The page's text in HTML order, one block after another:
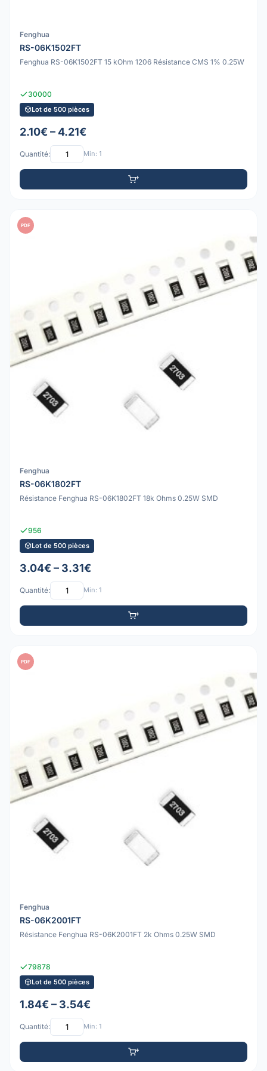
Fenghua
RS-06K1502FT
Fenghua RS-06K1502FT 15 kOhm 1206 Résistance CMS 1% 0.25W
30000
Lot de 500 pièces
2.10€ – 4.21€
Quantité: Min: 1
PDF
Fenghua
RS-06K1802FT
Résistance Fenghua RS-06K1802FT 18k Ohms 0.25W SMD
956
Lot de 500 pièces
3.04€ – 3.31€
Quantité: Min: 1
PDF
Fenghua
RS-06K2001FT
Résistance Fenghua RS-06K2001FT 2k Ohms 0.25W SMD
79878
Lot de 500 pièces
1.84€ – 3.54€
Quantité: Min: 1